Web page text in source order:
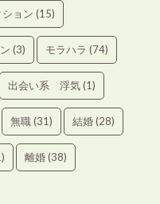
ョン (15)
(3) モラハラ (74)
出会い系 浮気(1)
無職(31) 結婚(28)
離婚(38)